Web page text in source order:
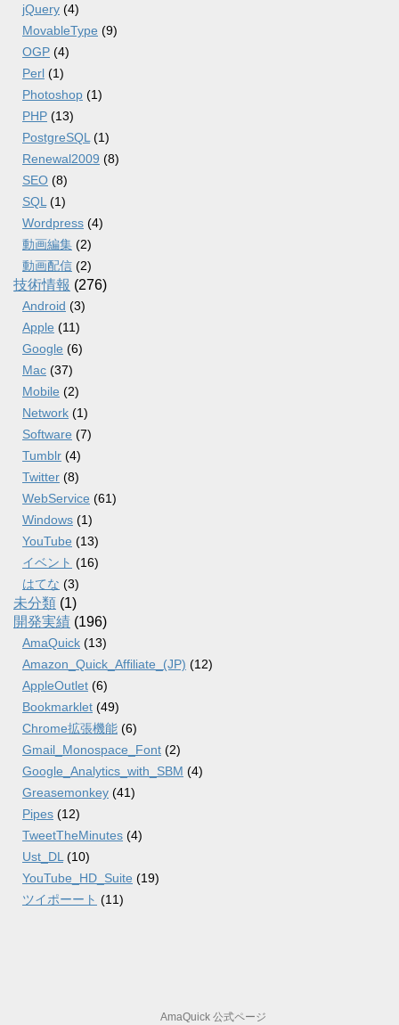
jQuery (4)
MovableType (9)
OGP (4)
Perl (1)
Photoshop (1)
PHP (13)
PostgreSQL (1)
Renewal2009 (8)
SEO (8)
SQL (1)
Wordpress (4)
動画編集 (2)
動画配信 (2)
技術情報 (276)
Android (3)
Apple (11)
Google (6)
Mac (37)
Mobile (2)
Network (1)
Software (7)
Tumblr (4)
Twitter (8)
WebService (61)
Windows (1)
YouTube (13)
イベント (16)
はてな (3)
未分類 (1)
開発実績 (196)
AmaQuick (13)
Amazon_Quick_Affiliate_(JP) (12)
AppleOutlet (6)
Bookmarklet (49)
Chrome拡張機能 (6)
Gmail_Monospace_Font (2)
Google_Analytics_with_SBM (4)
Greasemonkey (41)
Pipes (12)
TweetTheMinutes (4)
Ust_DL (10)
YouTube_HD_Suite (19)
ツイポーート (11)
AmaQuick 公式ページ